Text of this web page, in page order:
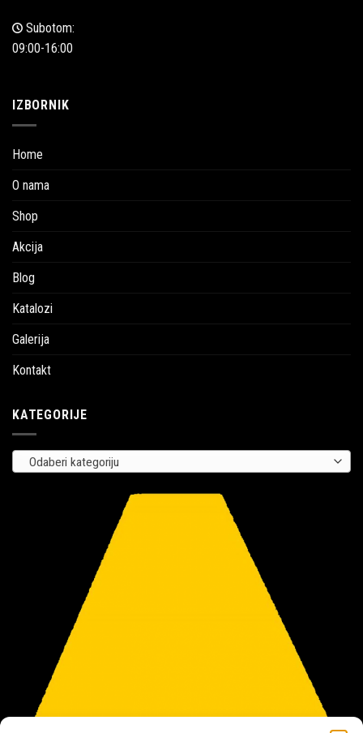
Subotom:
09:00-16:00
IZBORNIK
Home
O nama
Shop
Akcija
Blog
Katalozi
Galerija
Kontakt
KATEGORIJE
Odaberi kategoriju